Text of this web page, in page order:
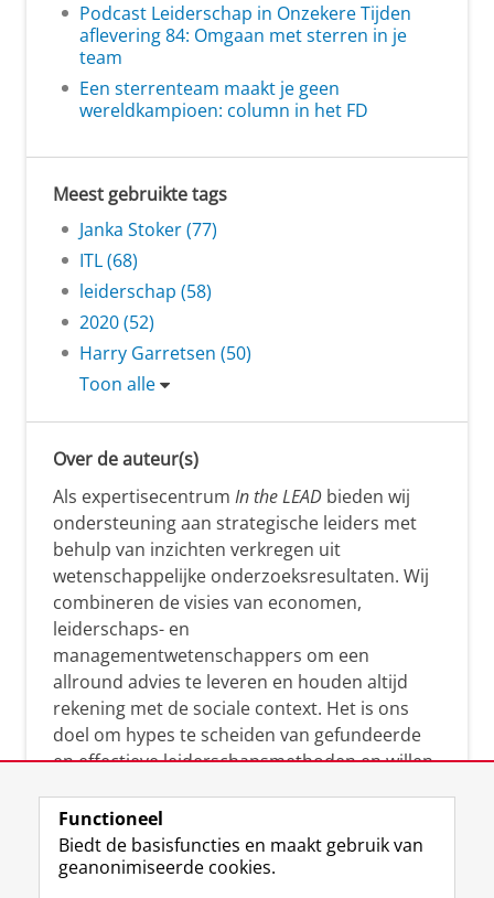
Podcast Leiderschap in Onzekere Tijden
aflevering 84: Omgaan met sterren in je
team
Een sterrenteam maakt je geen
wereldkampioen: column in het FD
Meest gebruikte tags
Janka Stoker (77)
ITL (68)
leiderschap (58)
2020 (52)
Harry Garretsen (50)
Toon alle
Over de auteur(s)
Als expertisecentrum In the LEAD bieden wij
ondersteuning aan strategische leiders met
behulp van inzichten verkregen uit
wetenschappelijke onderzoeksresultaten. Wij
combineren de visies van economen,
leiderschaps- en
managementwetenschappers om een
allround advies te leveren en houden altijd
rekening met de sociale context. Het is ons
doel om hypes te scheiden van gefundeerde
en effectieve leiderschapsmethoden en willen
manier te reageren op economische en
maatschappelijke kwesties. Samen tillen wij
het leiderschap in uw organisatie naar een
Functioneel
Biedt de basisfuncties en maakt gebruik van
geanonimiseerde cookies.